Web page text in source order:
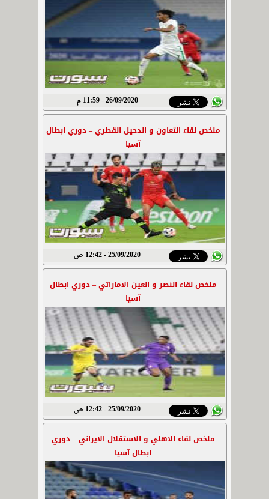
26/09/2020 - 11:59 م
ملخص لقاء التعاون و الدحيل القطري – دوري ابطال
آسيا
25/09/2020 - 12:42 ص
ملخص لقاء النصر و العين الاماراتي – دوري ابطال
آسيا
25/09/2020 - 12:42 ص
ملخص لقاء الاهلي و الاستقلال الايراني – دوري
ابطال آسيا